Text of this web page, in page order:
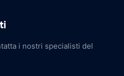
i nostri specialisti del